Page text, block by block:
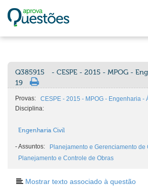
Q385915
- CESPE - 2015 - MPOG -
19
Provas:
CESPE - 2015 - MPOG - Engenharia -
Disciplina:
Engenharia Civil
-Assuntos:
Planejamento e Gerenciamento de
Planejamento e Controle de Obras
Mostrar texto associado à questão